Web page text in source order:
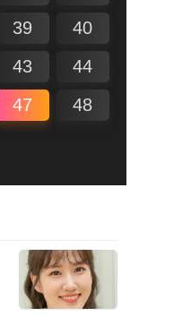
39
40
43
44
47
48